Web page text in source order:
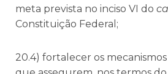
meta prevista no inciso VI do
Constituição Federal;
20.4) fortalecer os